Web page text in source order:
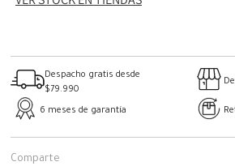
Despacho gratis desde
$79.990
6 meses de garantía
Comparte